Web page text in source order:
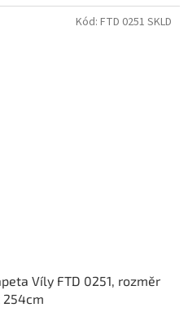
Víly FTD 0251, rozměr
254cm
Kód: FTD 0251 SKLD